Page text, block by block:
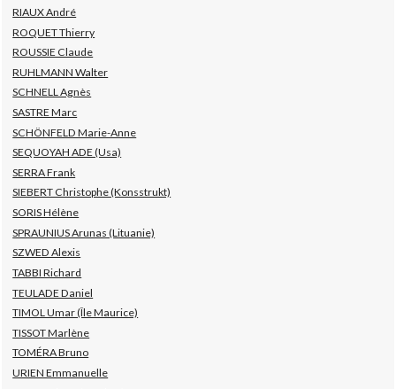
RIAUX André
ROQUET Thierry
ROUSSIE Claude
RUHLMANN Walter
SCHNELL Agnès
SASTRE Marc
SCHÖNFELD Marie-Anne
SEQUOYAH ADE (Usa)
SERRA Frank
SIEBERT Christophe (Konsstrukt)
SORIS Hélène
SPRAUNIUS Arunas (Lituanie)
SZWED Alexis
TABBI Richard
TEULADE Daniel
TIMOL Umar (Île Maurice)
TISSOT Marlène
TOMÉRA Bruno
URIEN Emmanuelle